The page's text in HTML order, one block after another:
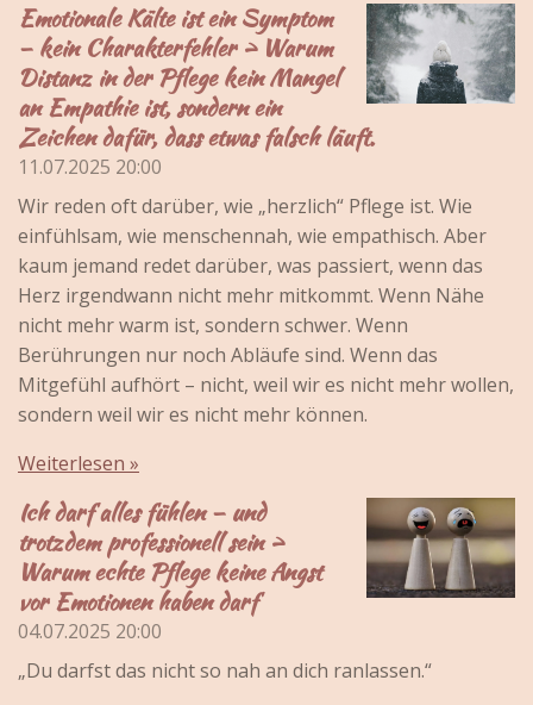
Emotionale Kälte ist ein Symptom
– kein Charakterfehler > Warum
Distanz in der Pflege kein Mangel
an Empathie ist, sondern ein
Zeichen dafür, dass etwas falsch läuft.
11.07.2025 20:00
Wir reden oft darüber, wie „herzlich“ Pflege ist. Wie
einfühlsam, wie menschennah, wie empathisch. Aber
kaum jemand redet darüber, was passiert, wenn das
Herz irgendwann nicht mehr mitkommt. Wenn Nähe
nicht mehr warm ist, sondern schwer. Wenn
Berührungen nur noch Abläufe sind. Wenn das
Mitgefühl aufhört – nicht, weil wir es nicht mehr wollen,
sondern weil wir es nicht mehr können.
Weiterlesen »
Ich darf alles fühlen – und
trotzdem professionell sein >
Warum echte Pflege keine Angst
vor Emotionen haben darf
04.07.2025 20:00
„Du darfst das nicht so nah an dich ranlassen.“